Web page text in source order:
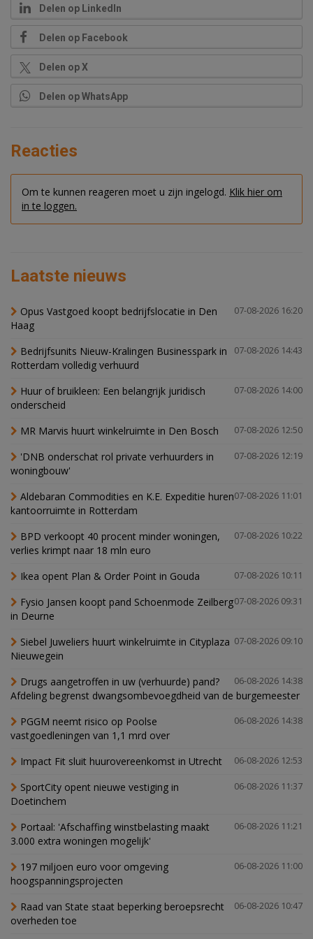
Delen op LinkedIn
Delen op Facebook
Delen op X
Delen op WhatsApp
Reacties
Om te kunnen reageren moet u zijn ingelogd. Klik hier om
in te loggen.
Laatste nieuws
07-08-2026 16:20
Opus Vastgoed koopt bedrijfslocatie in Den
Haag
07-08-2026 14:43
Bedrijfsunits Nieuw-Kralingen Businesspark in
Rotterdam volledig verhuurd
07-08-2026 14:00
Huur of bruikleen: Een belangrijk juridisch
onderscheid
07-08-2026 12:50
MR Marvis huurt winkelruimte in Den Bosch
07-08-2026 12:19
'DNB onderschat rol private verhuurders in
woningbouw'
07-08-2026 11:01
Aldebaran Commodities en K.E. Expeditie huren
kantoorruimte in Rotterdam
07-08-2026 10:22
BPD verkoopt 40 procent minder woningen,
verlies krimpt naar 18 mln euro
07-08-2026 10:11
Ikea opent Plan & Order Point in Gouda
07-08-2026 09:31
Fysio Jansen koopt pand Schoenmode Zeilberg
in Deurne
07-08-2026 09:10
Siebel Juweliers huurt winkelruimte in Cityplaza
Nieuwegein
06-08-2026 14:38
Drugs aangetroffen in uw (verhuurde) pand?
Afdeling begrenst dwangsombevoegdheid van de burgemeester
06-08-2026 14:38
PGGM neemt risico op Poolse
vastgoedleningen van 1,1 mrd over
06-08-2026 12:53
Impact Fit sluit huurovereenkomst in Utrecht
06-08-2026 11:37
SportCity opent nieuwe vestiging in
Doetinchem
06-08-2026 11:21
Portaal: 'Afschaffing winstbelasting maakt
3.000 extra woningen mogelijk'
06-08-2026 11:00
197 miljoen euro voor omgeving
hoogspanningsprojecten
06-08-2026 10:47
Raad van State staat beperking beroepsrecht
overheden toe